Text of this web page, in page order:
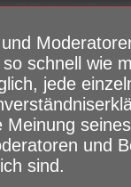
schnell wie
jede
Meinung
und
sind.